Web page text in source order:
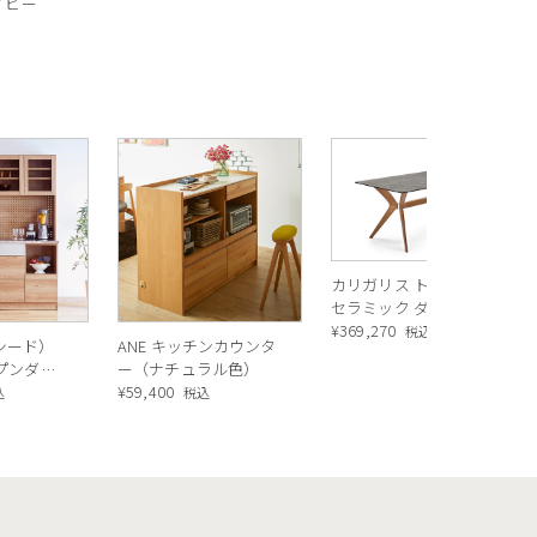
ド）
ンダイ
チュラ
ANE キッチンカウンタ
ー（ナチュラル色）
¥59,400 税込
カリガリス トウキョウ
セラミック ダイニング
テーブル ／ Calligaris
¥369,270 税込